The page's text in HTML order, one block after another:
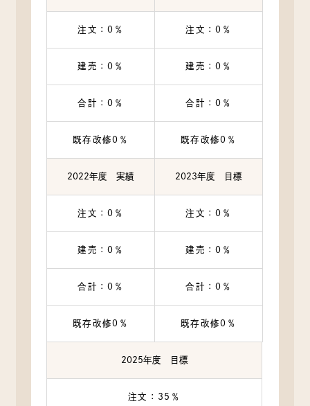
注文：0％ 注文：0％
建売：0％ 建売：0％
合計：0％ 合計：0％
既存改修0％ 既存改修0％
2022年度 実績 2023年度 目標
注文：0％ 注文：0％
建売：0％ 建売：0％
合計：0％ 合計：0％
既存改修0％ 既存改修0％
2025年度 目標
注文：35％